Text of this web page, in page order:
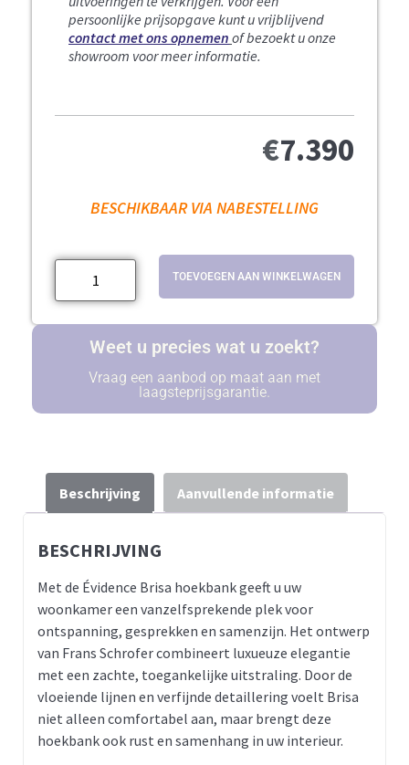
persoonlijke prijsopgave kunt u vrijblijvend
contact met ons opnemen of bezoekt u onze
showroom voor meer informatie.
€7.390
BESCHIKBAAR VIA NABESTELLING
TOEVOEGEN AAN WINKELWAGEN
Weet u precies wat u zoekt?
Vraag een aanbod op maat aan met
laagsteprijsgarantie.
Beschrijving Aanvullende informatie
BESCHRIJVING
Met de Évidence Brisa hoekbank geeft u uw
woonkamer een vanzelfsprekende plek voor
ontspanning, gesprekken en samenzijn. Het ontwerp
van Frans Schrofer combineert luxueuze elegantie
met een zachte, toegankelijke uitstraling. Door de
vloeiende lijnen en verfijnde detaillering voelt Brisa
niet alleen comfortabel aan, maar brengt deze
hoekbank ook rust en samenhang in uw interieur.